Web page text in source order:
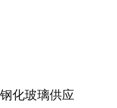
化玻璃供应